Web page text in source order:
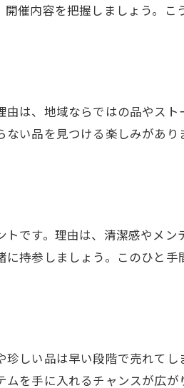
催内容を把握しましょう。こ
は、地域ならではの品やスト
い品を見つける楽しみがあり
です。理由は、清潔感やメン
持参しましょう。このひと手
しい品は早い段階で売れてし
を手に入れるチャンスが広が